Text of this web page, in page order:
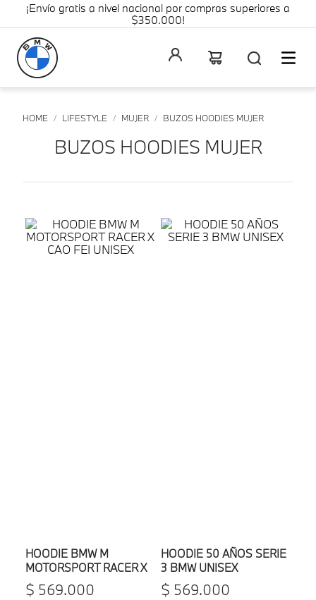
¡Envío gratis a nivel nacional por compras superiores a
$350.000!
LIFESTYLE MUJER BUZOS HOODIES MUJER
BUZOS HOODIES MUJER
HOODIE BMW M
MOTORSPORT RACER X
CAO FEI UNISEX
$ 569.000
HOODIE 50 AÑOS SERIE
3 BMW UNISEX
$ 569.000